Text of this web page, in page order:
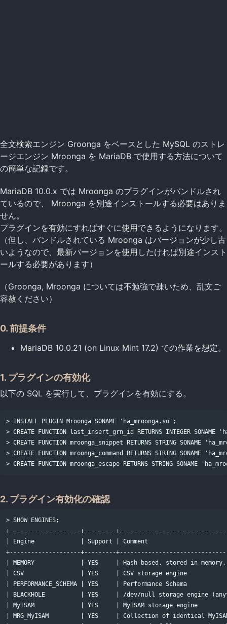
全文検索エンジン Groonga をベースとした MySQL のストレ
ージエンジン Mroonga を MariaDB で使用する方法について
の簡単な記録です。
MariaDB 10.0.x では Mroonga のプラグインがバンドルされ
ているので、 Mroonga を別途インストールする必要はありま
せん。
プラグインを有効にすればすぐに使用できるようになります。
（但し、バンドルされている Mroonga はバージョンが少し古
いようなので、最新バージョンを使用したければ別途インスト
ールする必要があります）
（Groonga, Mroonga については不勉強で疎いため、乱文ご
容赦ください）
0. 前提条件
MariaDB 10.0.21 (on Linux Mint 17.2) での作業を想定。
1. プラグインの有効化
以下の SQL を実行して、プラグインを有効にする。
> INSTALL PLUGIN Mroonga SONAME 'ha_mroonga.so';
> CREATE FUNCTION last_insert_grn_id RETURNS INTEGER SONAME
> CREATE FUNCTION mroonga_snippet RETURNS STRING SONAME
> CREATE FUNCTION mroonga_command RETURNS STRING SONAME
2. プラグイン有効化の確認
> SHOW ENGINES;
+--------------------+---------
| Engine             | Support | Comment
+--------------------+---------
| MEMORY             | YES     | Hash based, stored in
| CSV                | YES     | CSV storage
| PERFORMANCE_SCHEMA | YES     |
| BLACKHOLE          | YES     | /dev/null storage
| MyISAM             | YES     | MyISAM storage
| MRG_MyISAM         | YES     | Collection of